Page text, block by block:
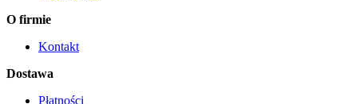
O firmie
Kontakt
Dostawa
Płatności